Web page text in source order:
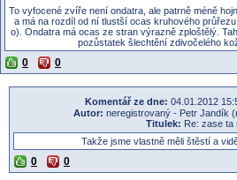
To vyfocené zvíře není ondatra, ale patrně méně
a má na rozdíl od ní tlustší ocas kruhového
o). Ondatra má ocas ze stran výrazně zploštělý.
pozůstatek šlechtění zdivočelého
0 0
Komentář ze dne: 04.01.2012
Autor: neregistrovaný - Petr Jandík
Titulek: Re: zase ta
Takže jsme vlastně měli štěstí a
0 0